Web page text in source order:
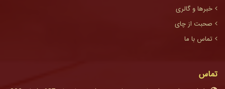
خبرها و گالری
صحبت از چای
تماس با ما
تماس